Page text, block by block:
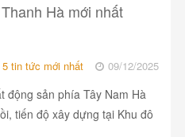
Hà mới nhất
tin tức mới nhất 09/12/2025
động sản phía Tây Nam Hà
tiến độ xây dựng tại Khu đô